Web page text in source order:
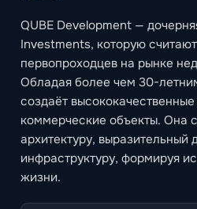
QUBE Development —
Investments, которую
первопроходцев на рынке
Обладая более чем 30-
создаёт
коммерческие объекты. Она
архитектуру,
инфраструктуру, формируя
жизни.